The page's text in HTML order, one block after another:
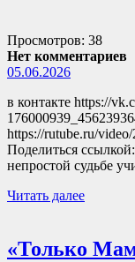
Просмотров: 38
Нет комментариев
05.06.2026
в контакте https://
https://rutube.ru/
Поделиться
непростой судьбе
Читать далее
«Только